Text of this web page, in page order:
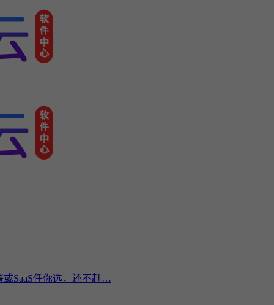
SaaS任你选，还不赶…